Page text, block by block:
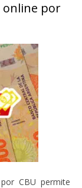
online por
CBU permite